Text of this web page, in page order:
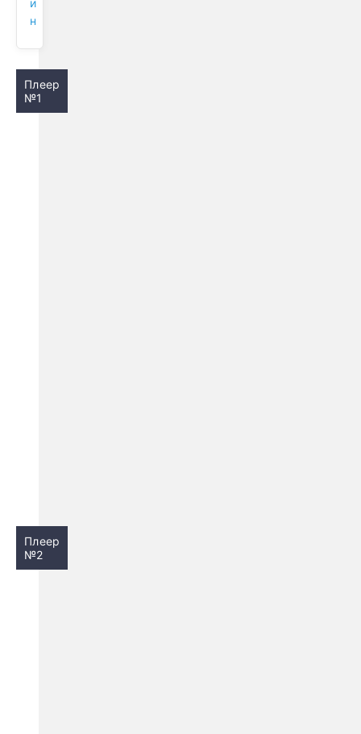
н
Плеер
№1
Плеер
№2